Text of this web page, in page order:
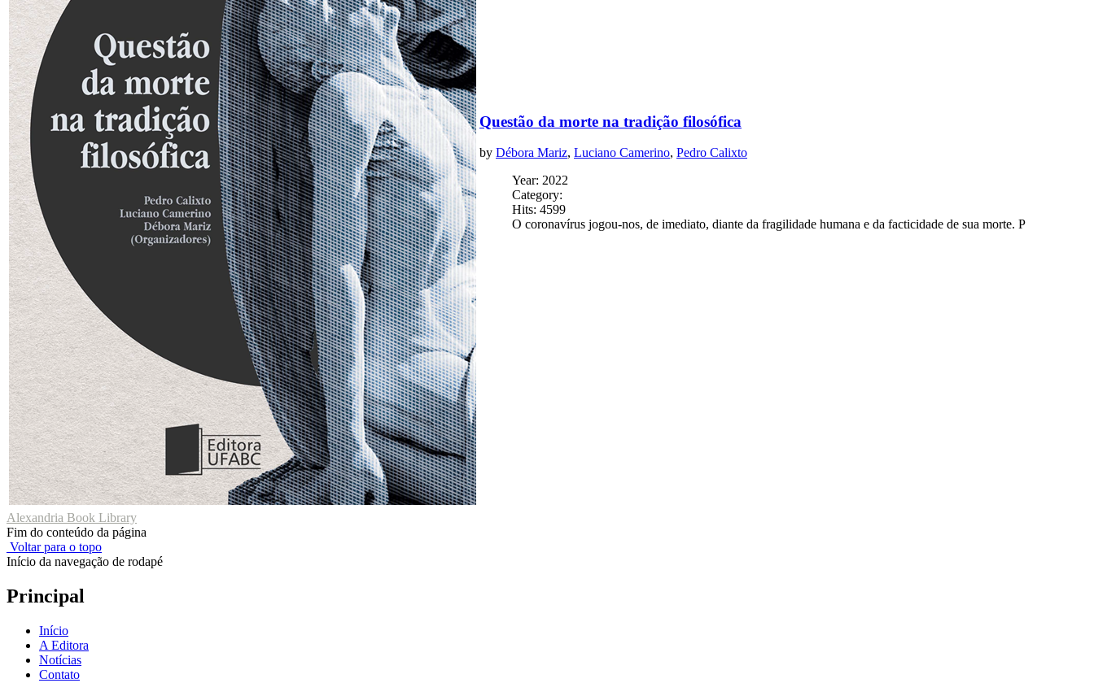
Questão da morte na tradição filosófica
by Débora Mariz, Luciano Camerino, Pedro Calixto
Year: 2022
Category:
Hits: 4599
O coronavírus jogou-nos, de imediato, diante da fragilidade humana e da facticidade de sua morte. P
Alexandria Book Library
Fim do conteúdo da página
Voltar para o topo
Início da navegação de rodapé
Principal
Início
A Editora
Notícias
Contato